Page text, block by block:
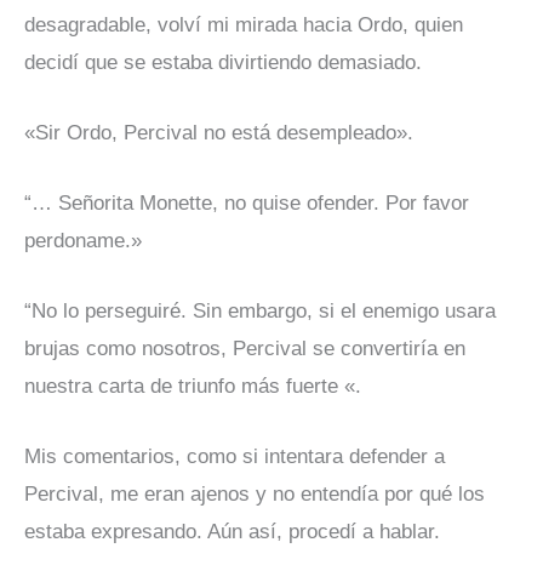
desagradable, volví mi mirada hacia Ordo, quien
decidí que se estaba divirtiendo demasiado.
«Sir Ordo, Percival no está desempleado».
“… Señorita Monette, no quise ofender. Por favor
perdoname.»
“No lo perseguiré. Sin embargo, si el enemigo usara
brujas como nosotros, Percival se convertiría en
nuestra carta de triunfo más fuerte «.
Mis comentarios, como si intentara defender a
Percival, me eran ajenos y no entendía por qué los
estaba expresando. Aún así, procedí a hablar.